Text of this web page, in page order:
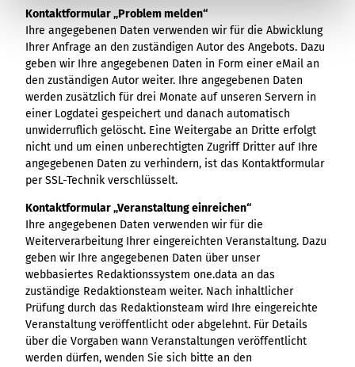
Kontaktformular „Problem melden“
Ihre angegebenen Daten verwenden wir für die Abwicklung
Ihrer Anfrage an den zuständigen Autor des Angebots. Dazu
geben wir Ihre angegebenen Daten in Form einer eMail an
den zuständigen Autor weiter. Ihre angegebenen Daten
werden zusätzlich für drei Monate auf unseren Servern in
einer Logdatei gespeichert und danach automatisch
unwiderruflich gelöscht. Eine Weitergabe an Dritte erfolgt
nicht und um einen unberechtigten Zugriff Dritter auf Ihre
angegebenen Daten zu verhindern, ist das Kontaktformular
per SSL-Technik verschlüsselt.
Kontaktformular „Veranstaltung einreichen“
Ihre angegebenen Daten verwenden wir für die
Weiterverarbeitung Ihrer eingereichten Veranstaltung. Dazu
geben wir Ihre angegebenen Daten über unser
webbasiertes Redaktionssystem one.data an das
zuständige Redaktionsteam weiter. Nach inhaltlicher
Prüfung durch das Redaktionsteam wird Ihre eingereichte
Veranstaltung veröffentlicht oder abgelehnt. Für Details
über die Vorgaben wann Veranstaltungen veröffentlicht
werden dürfen, wenden Sie sich bitte an den